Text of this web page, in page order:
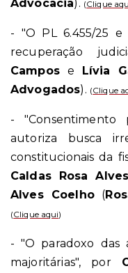
Advocacia). (Clique
- "O PL 6.455/25
recuperação
Campose Lívia
Advogados). (Clique
- "Consentimento
autoriza busca
constitucionais da
Caldas Rosa
Alves Coelho(
(Clique aqui)
- "O paradoxo das
majoritárias", por